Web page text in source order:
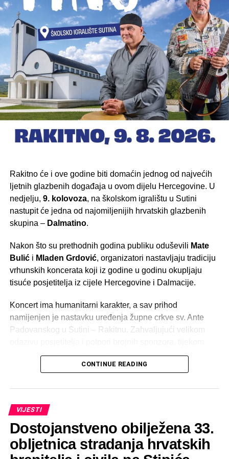
Rakitno će i ove godine biti domaćin jednog od najvećih
ljetnih glazbenih događaja u ovom dijelu Hercegovine. U
nedjelju, 9. kolovoza, na školskom igralištu u Sutini
nastupit će jedna od najomiljenijih hrvatskih glazbenih
skupina – Dalmatino.
Nakon što su prethodnih godina publiku oduševili Mate
Bulići Mladen Grdović, organizatori nastavljaju tradiciju
vrhunskih koncerata koji iz godine u godinu okupljaju
tisuće posjetitelja iz cijele Hercegovine i Dalmacije.
Koncert ima humanitarni karakter, a sav prihod
namijenjen je nastavku uređenja župne crkve sv. Ante
Padovanskog u Sutini – Rakitnu. Zahvaljujući velikom
prve dvije godine ove vrijedne inicijative prikupljeno je
100.000 KM, čime je značajno pomognuta
među najuspješnijim i najposjećenijim ljetnim događajima
u općini Posušje, a organizatori vjeruju kako će koncert
Dalmatina ove godine dodatno podići ljestvicu.
CONTINUE READING
VIJESTI
Dostojanstveno obilježena 33.
obljetnica stradanja hrvatskih